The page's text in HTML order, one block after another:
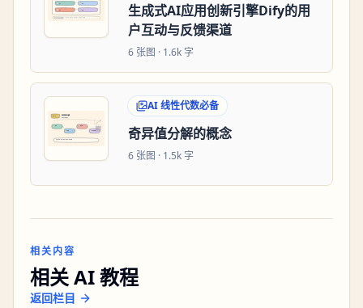
生成式AI应用创新引擎Dify的用
户互动与反馈渠道
6 张图 · 1.6k 字
AI 线性代数必备
奇异值分解的概念
6 张图 · 1.5k 字
相关内容
相关 AI 教程
返回栏目